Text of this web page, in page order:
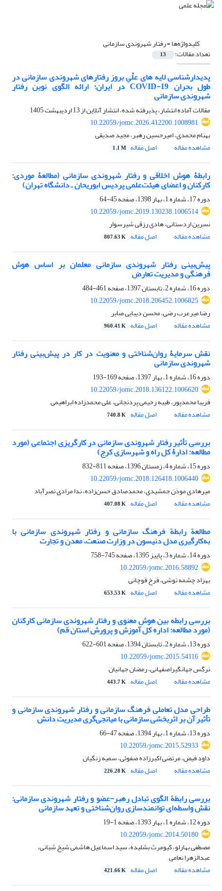
کلیدواژه‌ها =رفتار شهروندی سازمانی
تعداد مقالات: 13
پدیدارشناسی لایه های علّیِ بروز رفتارهای شهروندی سازمانی در
طول بحران COVID-19 در ایران؛ ارائه الگوی نوین رفتار
شهروندی سازمانی
مقالات آماده انتشار، پذیرفته شده، انتشار آنلاین از13 اردیبهشت 1405
10.22059/jomc.2026.412200.1008981
بهنام محمدی، امیرحسین رهبر، مجید صدیقی
مشاهده مقاله
اصل مقاله 1.1 M
رابطۀ هوش اخلاقی و رفتار شهروندی سازمانی (مطالعۀ موردی:
کارکنان و اعضای هیئت‌علمی پردیس ابوریحان ـ دانشگاه تهران)
دوره 17، شماره 1، بهار 1398، صفحه
45-64
10.22059/jomc.2019.130238.1006514
نسرین اردستانی، هادی رزقی شیرسوار
مشاهده مقاله
اصل مقاله 807.63 K
پیش‌بینی رفتار شهروندی سازمانی معلمان بر اساس هوش
فرهنگی و مدیریت تعارض
دوره 16، شماره 2، تابستان 1397، صفحه
461-484
10.22059/jomc.2018.206452.1006825
رضا میرعرب رضی، محسن دیبایی صابر
مشاهده مقاله
اصل مقاله 960.41 K
نقش سرمایۀ روان‌شناختی و معنویت در کار در پیش‌بینی رفتار
شهروندی سازمانی
دوره 16، شماره 1، بهار 1397، صفحه
169-193
10.22059/jomc.2018.136122.1006620
فریبا محمدپور، طیبه رحیمی پردنجانی، علی محمدزاده ابراهیمی
مشاهده مقاله
اصل مقاله 740.8 K
بررسی تأثیر رفتار شهروندی سازمانی در کارگریزی اجتماعی (مورد
مطالعه: ادارۀ کل راه و شهرسازی کرج)
دوره 15، شماره 4، زمستان 1396، صفحه
811-832
10.22059/jomc.2018.126418.1006440
میرهادی موذن جمشیدی، محمدصادق حسن‌زاده، ندا مرادی نصرآباد
مشاهده مقاله
اصل مقاله 407.08 K
مطالعة رابطة فرهنگ سازمانی و رفتار شهروندی سازمانی با
به‌کارگیری مدل دنیسون در وزارت صنعت، معدن و تجارت
دوره 14، شماره 3، پاییز 1395، صفحه
745-758
10.22059/jomc.2016.58892
بهزاد چشمه نوشی، فرخ قوچانی
مشاهده مقاله
اصل مقاله 653.53 K
بررسی رابطه بین هوش معنوی و رفتار شهروندی سازمانی کارکنان
(مورد مطالعه: اداره کل آموزش و پرورش استان قم)
دوره 13، شماره 2، تابستان 1394، صفحه
601-622
10.22059/jomc.2015.54116
نرگس جهانگیراصفهانی، رمضان جهانیان
مشاهده مقاله
اصل مقاله 443.7 K
طراحی مدل تعاملی فرهنگ سازمانی و رفتار شهروندی سازمانی و
تأثیر آن بر اثربخشی سازمانی با میانجی‌گری مدیریت دانش
دوره 13، شماره 1، بهار 1394، صفحه
47-66
10.22059/jomc.2015.52933
داود فیض، مرتضی اکبرزاده صفوئی، سمیه زنگیان
مشاهده مقاله
اصل مقاله 226.28 K
بررسی رابطة الگوی تبادل رهبر-عضو و رفتار شهروندی سازمانی:
نقش واسطه‌ای توانمندسازی روان‌شناختی و تعهد سازمانی
دوره 12، شماره 1، بهار 1393، صفحه
1-19
10.22059/jomc.2014.50180
مصطفی بهارلو، کیومرث بشلیده، سید اسماعیل هاشمی شیخ شبانی،
عبدالزهرا نعامی
مشاهده مقاله
اصل مقاله 421.66 K